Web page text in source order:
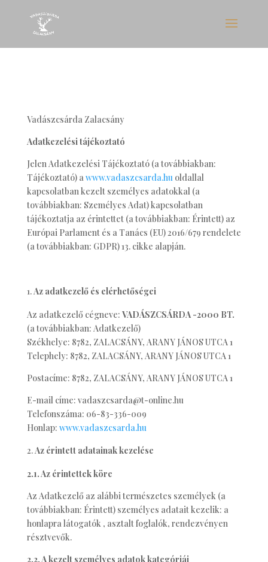
Vadászcsárda Zalacsány
Adatkezelési tájékoztató
Jelen Adatkezelési Tájékoztató (a továbbiakban:
Tájékoztató) awww.vadaszcsarda.huoldallal
kapcsolatban kezelt személyes adatokkal (a
továbbiakban: Személyes Adat) kapcsolatban
tájékoztatja az érintettet (a továbbiakban: Érintett) az
Európai Parlament és a Tanács (EU) 2016/679 rendelete
(a továbbiakban: GDPR) 13. cikke alapján.
Az adatkezelő és elérhetőségei
Az adatkezelő cégneve: VADÁSZCSÁRDA -2000 BT.
(a továbbiakban: Adatkezelő)
Székhelye: 8782, ZALACSÁNY, ARANY JÁNOS UTCA 1
Telephely: 8782, ZALACSÁNY, ARANY JÁNOS UTCA 1
Postacíme: 8782, ZALACSÁNY, ARANY JÁNOS UTCA 1
E-mail címe: vadaszcsarda@t-online.hu
Telefonszáma: 06-83-336-009
Honlap: www.vadaszcsarda.hu
Az érintett adatainak kezelése
2.1. Az érintettek köre
Az Adatkezelő az alábbi természetes személyek (a
továbbiakban: Érintett) személyes adatait kezelik: a
honlapra látogatók , asztalt foglalók, rendezvényen
résztvevők.
2.2. A kezelt személyes adatok kategóriái